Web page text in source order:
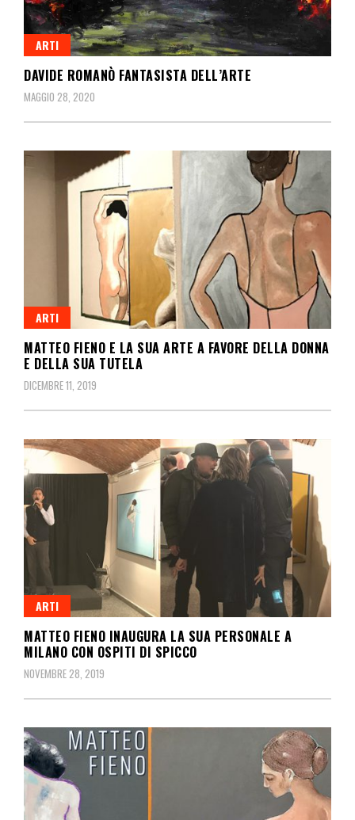
ARTI
DAVIDE ROMANÒ FANTASISTA DELL’ARTE
MAGGIO 28, 2020
ARTI
MATTEO FIENO E LA SUA ARTE A FAVORE DELLA DONNA
E DELLA SUA TUTELA
DICEMBRE 11, 2019
ARTI
MATTEO FIENO INAUGURA LA SUA PERSONALE A
MILANO CON OSPITI DI SPICCO
NOVEMBRE 28, 2019